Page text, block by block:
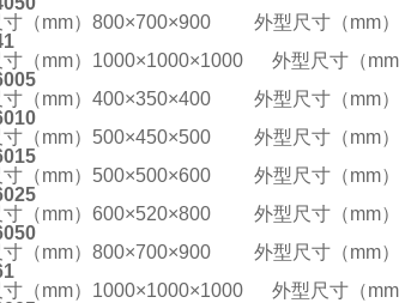
寸（mm）800×700×900 外型尺寸（mm）
寸（mm）1000×1000×1000 外型尺寸（
寸（mm）400×350×400 外型尺寸（mm
寸（mm）500×450×500 外型尺寸（mm
寸（mm）500×500×600 外型尺寸（mm
寸（mm）600×520×800 外型尺寸（mm）
寸（mm）800×700×900 外型尺寸（mm）
寸（mm）1000×1000×1000 外型尺寸（